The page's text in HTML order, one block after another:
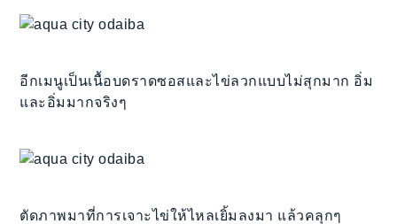
อีกเมนูเป็นเนื้อบดราดซอสและไข่ลวกแบบไม่สุกมาก อิ่ม
และอิ่มมากจริงๆ
ตัดภาพมาที่การเจาะไข่ให้ไหลเยิ้มลงมา แล้วคลุกๆ